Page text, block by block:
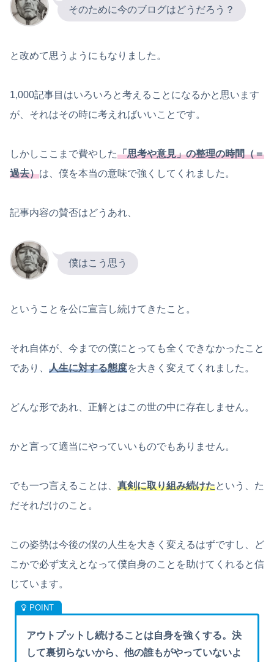
そのために今のブログはどうだろう？
と改めて思うようにもなりました。
1,000記事目はいろいろと考えることになるかと思います
が、それはその時に考えればいいことです。
しかしここまで費やした「思考や意見」の整理の時間（＝
過去）は、僕を本当の意味で強くしてくれました。
記事内容の賛否はどうあれ、
僕はこう思う
ということを公に宣言し続けてきたこと。
それ自体が、今までの僕にとっても全くできなかったこと
であり、 人生に対する態度を大きく変えてくれました。
どんな形であれ、正解とはこの世の中に存在しません。
かと言って適当にやっていいものでもありません。
でも一つ言えることは、 真剣に取り組み続けたという、た
だそれだけのこと。
この姿勢は今後の僕の人生を大きく変えるはずですし、ど
こかで必ず支えとなって僕自身のことを助けてくれると信
じています。
アウトプットし続けることは自身を強くする。決
して裏切らないから、他の誰もがやっていないよ